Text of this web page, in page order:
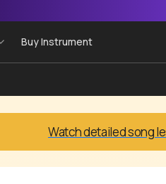
Buy Instrument
Watch detailed song